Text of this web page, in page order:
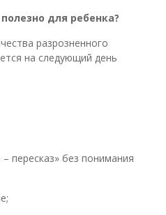
для ребенка?
разрозненного
на следующий день
пересказ» без понимания